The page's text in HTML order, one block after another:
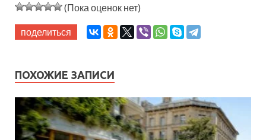
(Пока оценок нет)
поделиться
ПОХОЖИЕ ЗАПИСИ